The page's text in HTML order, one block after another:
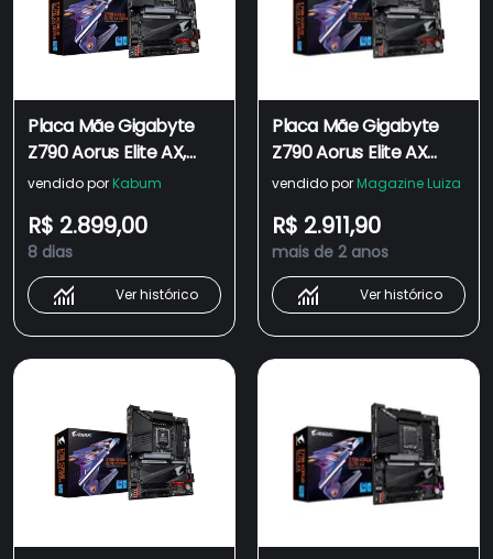
Placa Mãe Gigabyte
Z790 Aorus Elite AX,
DDR4, WIFI, ATX, M.2
vendido por Kabum
R$ 2.899,00
8 dias
Ver histórico
Placa Mãe Gigabyte
Z790 Aorus Elite AX
DDR4 WiFi ATX M.2
vendido por Magazine Luiza
R$ 2.911,90
mais de 2 anos
Ver histórico